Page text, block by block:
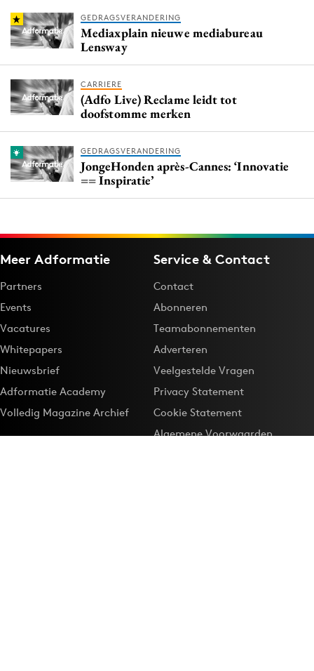
GEDRAGSVERANDERING
Mediaxplain nieuwe mediabureau
Lensway
CARRIERE
(Adfo Live) Reclame leidt tot
doofstomme merken
GEDRAGSVERANDERING
JongeHonden après-Cannes: ‘Innovatie
== Inspiratie’
Meer Adformatie
Partners
Events
Vacatures
Whitepapers
Nieuwsbrief
Adformatie Academy
Volledig Magazine Archief
Service & Contact
Contact
Abonneren
Teamabonnementen
Adverteren
Veelgestelde Vragen
Privacy Statement
Cookie Statement
Algemene Voorwaarden